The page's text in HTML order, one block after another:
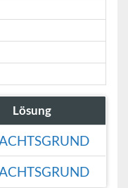
Lösung